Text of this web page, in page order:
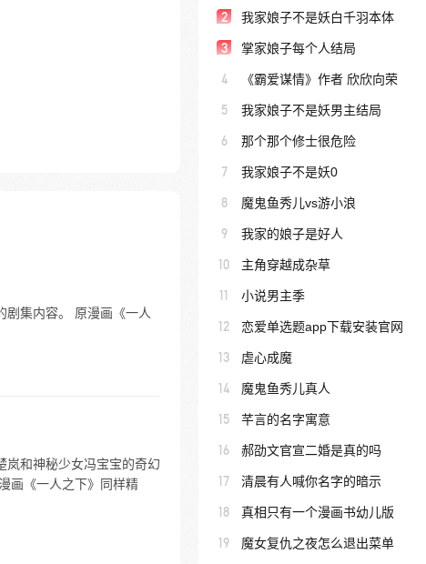
剧集内容。 原漫画《一人
岚和神秘少女冯宝宝的奇幻
画《一人之下》同样精
2 我家娘子不是妖白千羽本体
3 掌家娘子每个人结局
4 《霸爱谋情》作者 欣欣向荣
5 我家娘子不是妖男主结局
6 那个那个修士很危险
7 我家娘子不是妖0
8 魔鬼鱼秀儿vs游小浪
9 我家的娘子是好人
10 主角穿越成杂草
11 小说男主季
12 恋爱单选题app下载安装官网
13 虐心成魔
14 魔鬼鱼秀儿真人
15 芊言的名字寓意
16 郝劭文官宣二婚是真的吗
17 清晨有人喊你名字的暗示
18 真相只有一个漫画书幼儿版
19 魔女复仇之夜怎么退出菜单